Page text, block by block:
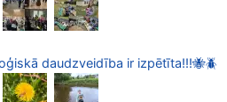
daudzveidība ir izpētīta!!!🐝🪲